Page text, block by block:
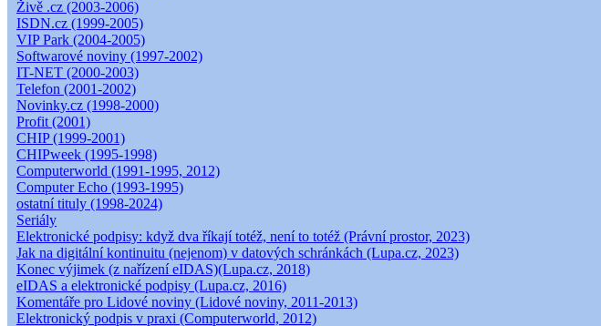
Živě .cz (2003-2006)
ISDN.cz (1999-2005)
VIP Park (2004-2005)
Softwarové noviny (1997-2002)
IT-NET (2000-2003)
Telefon (2001-2002)
Novinky.cz (1998-2000)
Profit (2001)
CHIP (1999-2001)
CHIPweek (1995-1998)
Computerworld (1991-1995, 2012)
Computer Echo (1993-1995)
ostatní tituly (1998-2024)
Seriály
Elektronické podpisy: když dva říkají totéž, není to totéž (Právní prostor, 2023)
Jak na digitální kontinuitu (nejenom) v datových schránkách (Lupa.cz, 2023)
Konec výjimek (z nařízení eIDAS)(Lupa.cz, 2018)
eIDAS a elektronické podpisy (Lupa.cz, 2016)
Komentáře pro Lidové noviny (Lidové noviny, 2011-2013)
Elektronický podpis v praxi (Computerworld, 2012)